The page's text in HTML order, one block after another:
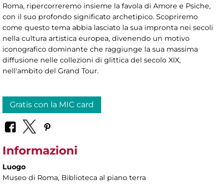
Roma, ripercorreremo insieme la favola di Amore e Psiche,
con il suo profondo significato archetipico. Scopriremo
come questo tema abbia lasciato la sua impronta nei secoli
nella cultura artistica europea, divenendo un motivo
iconografico dominante che raggiunge la sua massima
diffusione nelle collezioni di glittica del secolo XIX,
nell'ambito del Grand Tour.
Gratis con la MIC card
Informazioni
Luogo
Museo di Roma, Biblioteca al piano terra